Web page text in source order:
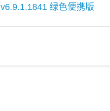
v6.9.1.1841 绿色便携版